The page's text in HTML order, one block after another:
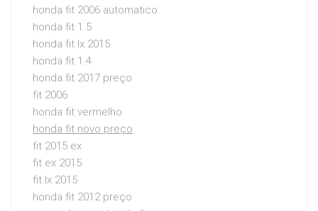
honda fit 2006 automatico
honda fit 1.5
honda fit lx 2015
honda fit 1.4
honda fit 2017 preço
fit 2006
honda fit vermelho
honda fit novo preço
fit 2015 ex
fit ex 2015
fit lx 2015
honda fit 2012 preço